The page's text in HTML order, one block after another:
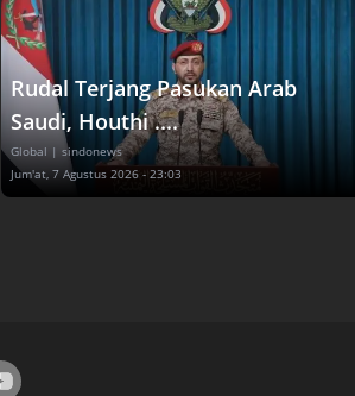
Rudal Terjang Pasukan Arab
Saudi, Houthi ....
Global | sindonews
Jum'at, 7 Agustus 2026 - 23:03